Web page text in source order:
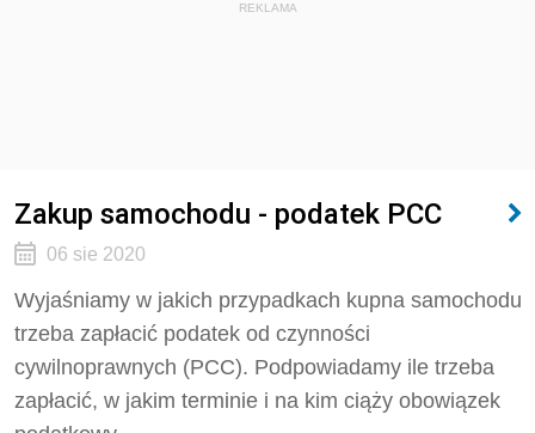
REKLAMA
Zakup samochodu - podatek PCC
06 sie 2020
Wyjaśniamy w jakich przypadkach kupna samochodu
trzeba zapłacić podatek od czynności
cywilnoprawnych (PCC). Podpowiadamy ile trzeba
zapłacić, w jakim terminie i na kim ciąży obowiązek